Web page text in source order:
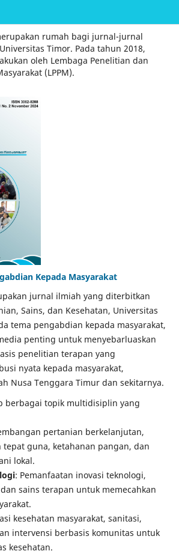
rumah bagi jurnal-jurnal
Timor. Pada tahun 2018,
oleh Lembaga Penelitian dan
(LPPM).
Kepada Masyarakat
jurnal ilmiah yang diterbitkan
Sains, dan Kesehatan, Universitas
tema pengabdian kepada masyarakat,
penting untuk menyebarluaskan
penelitian terapan yang
nyata kepada masyarakat,
Nusa Tenggara Timur dan sekitarnya.
berbagai topik multidisiplin yang
pertanian berkelanjutan,
guna, ketahanan pangan, dan
lokal.
: Pemanfaatan inovasi teknologi,
sains terapan untuk memecahkan
kesehatan masyarakat, sanitasi,
intervensi berbasis komunitas untuk
kesehatan.